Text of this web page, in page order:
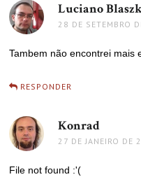
Luciano
28 DE SETEMBRO
Tambem não encontrei mais
RESPONDER
Konrad
27 DE JANEIRO
File not found :'(